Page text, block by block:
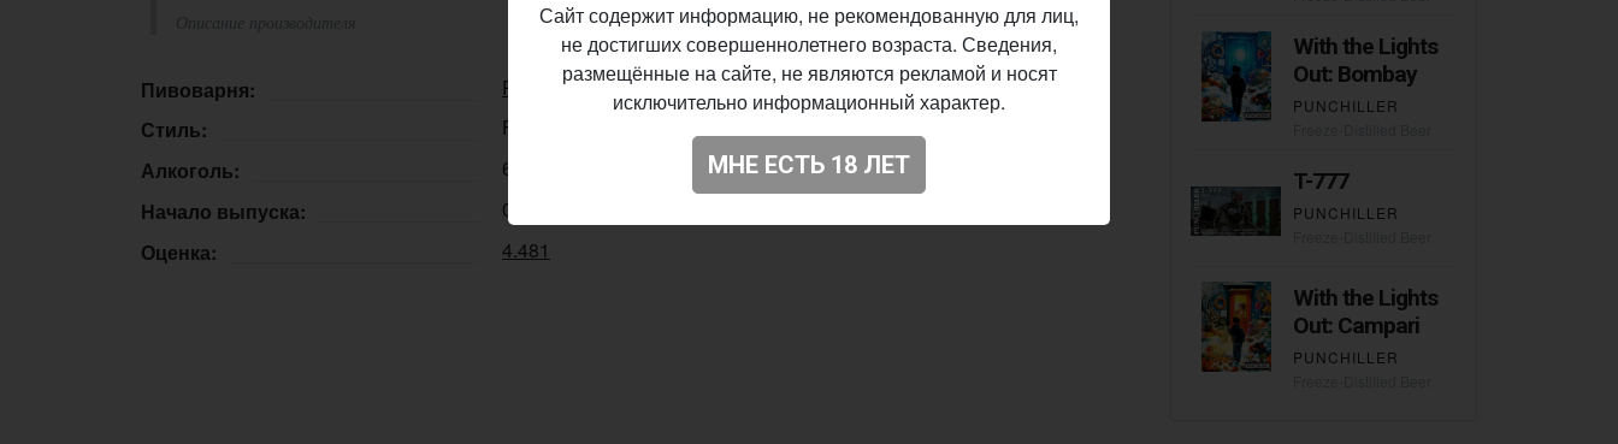
Описание производителя
Пивоварня:
Punchiller
Стиль:
Freeze-Distilled Beer
Алкоголь:
6,8%
Начало выпуска:
04.10.2024
Оценка:
4.481
With the Lights
Out: Bombay
PUNCHILLER
T-777
PUNCHILLER
With the Lights
Out: Campari
PUNCHILLER
Сайт содержит информацию, не рекомендованную для лиц,
не достигших совершеннолетнего возраста. Сведения,
размещённые на сайте, не являются рекламой и носят
исключительно информационный характер.
МНЕ ЕСТЬ 18 ЛЕТ